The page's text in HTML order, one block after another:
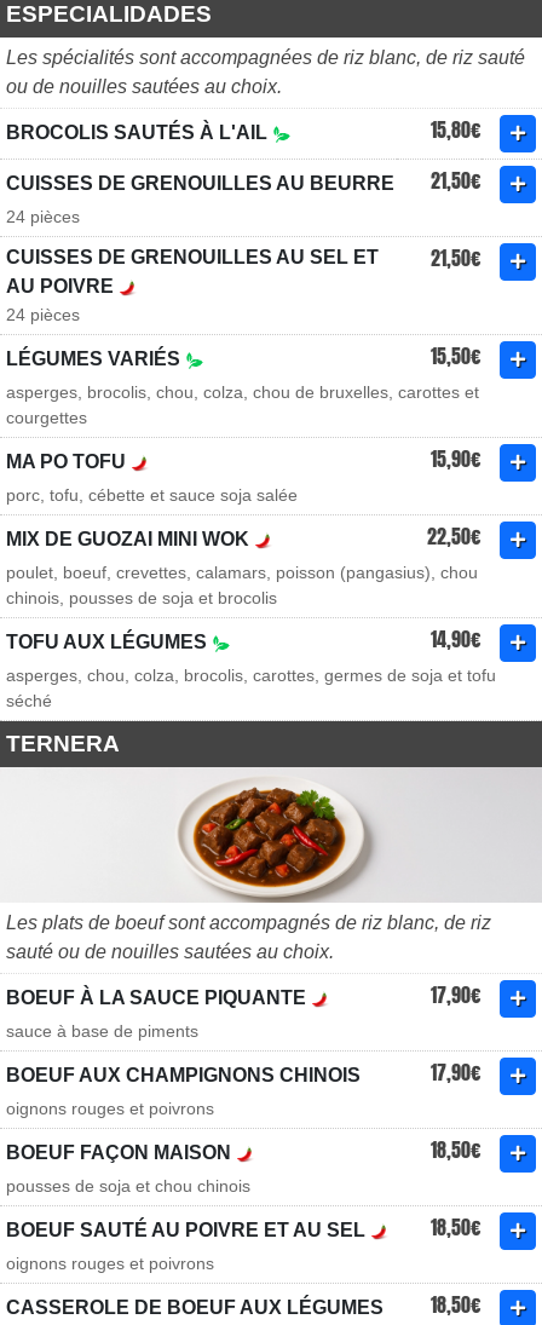
ESPECIALIDADES
Les spécialités sont accompagnées de riz blanc, de riz sauté
ou de nouilles sautées au choix.
BROCOLIS SAUTÉS À L'AIL 15,80€
CUISSES DE GRENOUILLES AU BEURRE 21,50€
24 pièces
CUISSES DE GRENOUILLES AU SEL ET
AU POIVRE
21,50€
24 pièces
LÉGUMES VARIÉS 15,50€
asperges, brocolis, chou, colza, chou de bruxelles, carottes et
courgettes
MA PO TOFU 15,90€
porc, tofu, cébette et sauce soja salée
MIX DE GUOZAI MINI WOK 22,50€
poulet, boeuf, crevettes, calamars, poisson (pangasius), chou
chinois, pousses de soja et brocolis
TOFU AUX LÉGUMES 14,90€
asperges, chou, colza, brocolis, carottes, germes de soja et tofu
séché
TERNERA
Les plats de boeuf sont accompagnés de riz blanc, de riz
sauté ou de nouilles sautées au choix.
BOEUF À LA SAUCE PIQUANTE 17,90€
sauce à base de piments
BOEUF AUX CHAMPIGNONS CHINOIS 17,90€
oignons rouges et poivrons
BOEUF FAÇON MAISON 18,50€
pousses de soja et chou chinois
BOEUF SAUTÉ AU POIVRE ET AU SEL 18,50€
oignons rouges et poivrons
CASSEROLE DE BOEUF AUX LÉGUMES 18,50€